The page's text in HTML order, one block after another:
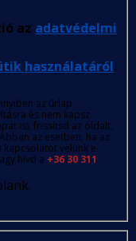
az adatvédelmi
használatáról.
az űrlap
és nem kapsz
is), frissítsd az oldalt,
az esetben, ha az
velünk e-
hívd a +36 30 311